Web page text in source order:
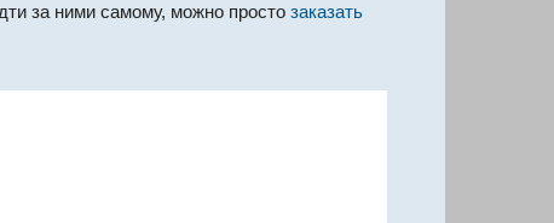
за ними самому, можно просто заказать